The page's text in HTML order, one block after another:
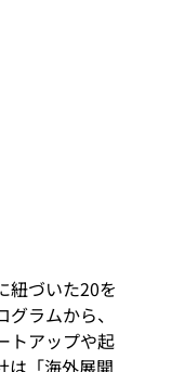
紐づいた20を
ラムから、
トアップや起
は「海外展開